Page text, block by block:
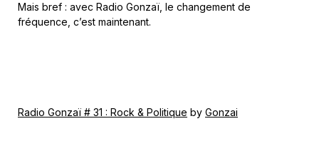
Mais bref : avec Radio Gonzaï, le changement de
fréquence, c’est maintenant.
Radio Gonzaï # 31 : Rock & Politique by Gonzai